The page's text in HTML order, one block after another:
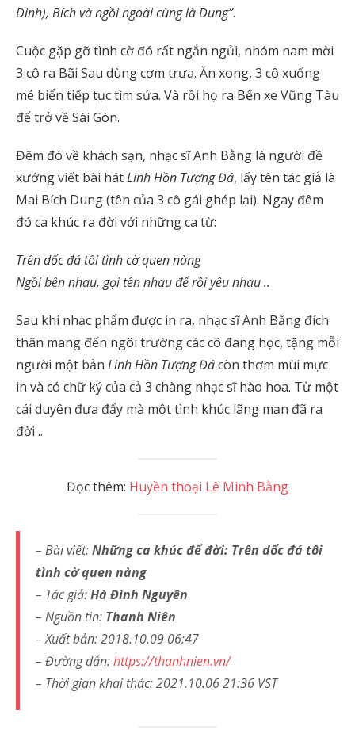
Dinh), Bích và ngồi ngoài cùng là Dung”.
Cuộc gặp gỡ tình cờ đó rất ngắn ngủi, nhóm nam mời
3 cô ra Bãi Sau dùng cơm trưa. Ăn xong, 3 cô xuống
mé biển tiếp tục tìm sứa. Và rồi họ ra Bến xe Vũng Tàu
để trở về Sài Gòn.
Đêm đó về khách sạn, nhạc sĩ Anh Bằng là người đề
xướng viết bài hátLinh Hồn Tượng Đá, lấy tên tác giả là
Mai Bích Dung (tên của 3 cô gái ghép lại). Ngay đêm
đó ca khúc ra đời với những ca từ:
Trên dốc đá tôi tình cờ quen nàng
Ngồi bên nhau, gọi tên nhau để rồi yêu nhau ..
Sau khi nhạc phẩm được in ra, nhạc sĩ Anh Bằng đích
thân mang đến ngôi trường các cô đang học, tặng mỗi
người một bản Linh Hồn Tượng Đácòn thơm mùi mực
in và có chữ ký của cả 3 chàng nhạc sĩ hào hoa. Từ một
cái duyên đưa đẩy mà một tình khúc lãng mạn đã ra
đời ..
Đọc thêm: Huyền thoại Lê Minh Bằng
– Bài viết:Những ca khúc để đời: Trên dốc đá tôi
tình cờ quen nàng
– Tác giả:Hà Đình Nguyên
– Nguồn tin: Thanh Niên
– Xuất bản: 2018.10.09 06:47
– Đường dẫn:https://thanhnien.vn/
– Thời gian khai thác: 2021.10.06 21:36 VST